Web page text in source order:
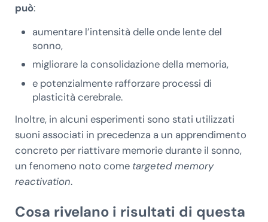
può:
aumentare l’intensità delle onde lente del
sonno,
migliorare la consolidazione della memoria,
e potenzialmente rafforzare processi di
plasticità cerebrale.
Inoltre, in alcuni esperimenti sono stati utilizzati
suoni associati in precedenza a un apprendimento
concreto per riattivare memorie durante il sonno,
un fenomeno noto come targeted memory
reactivation.
Cosa rivelano i risultati di questa